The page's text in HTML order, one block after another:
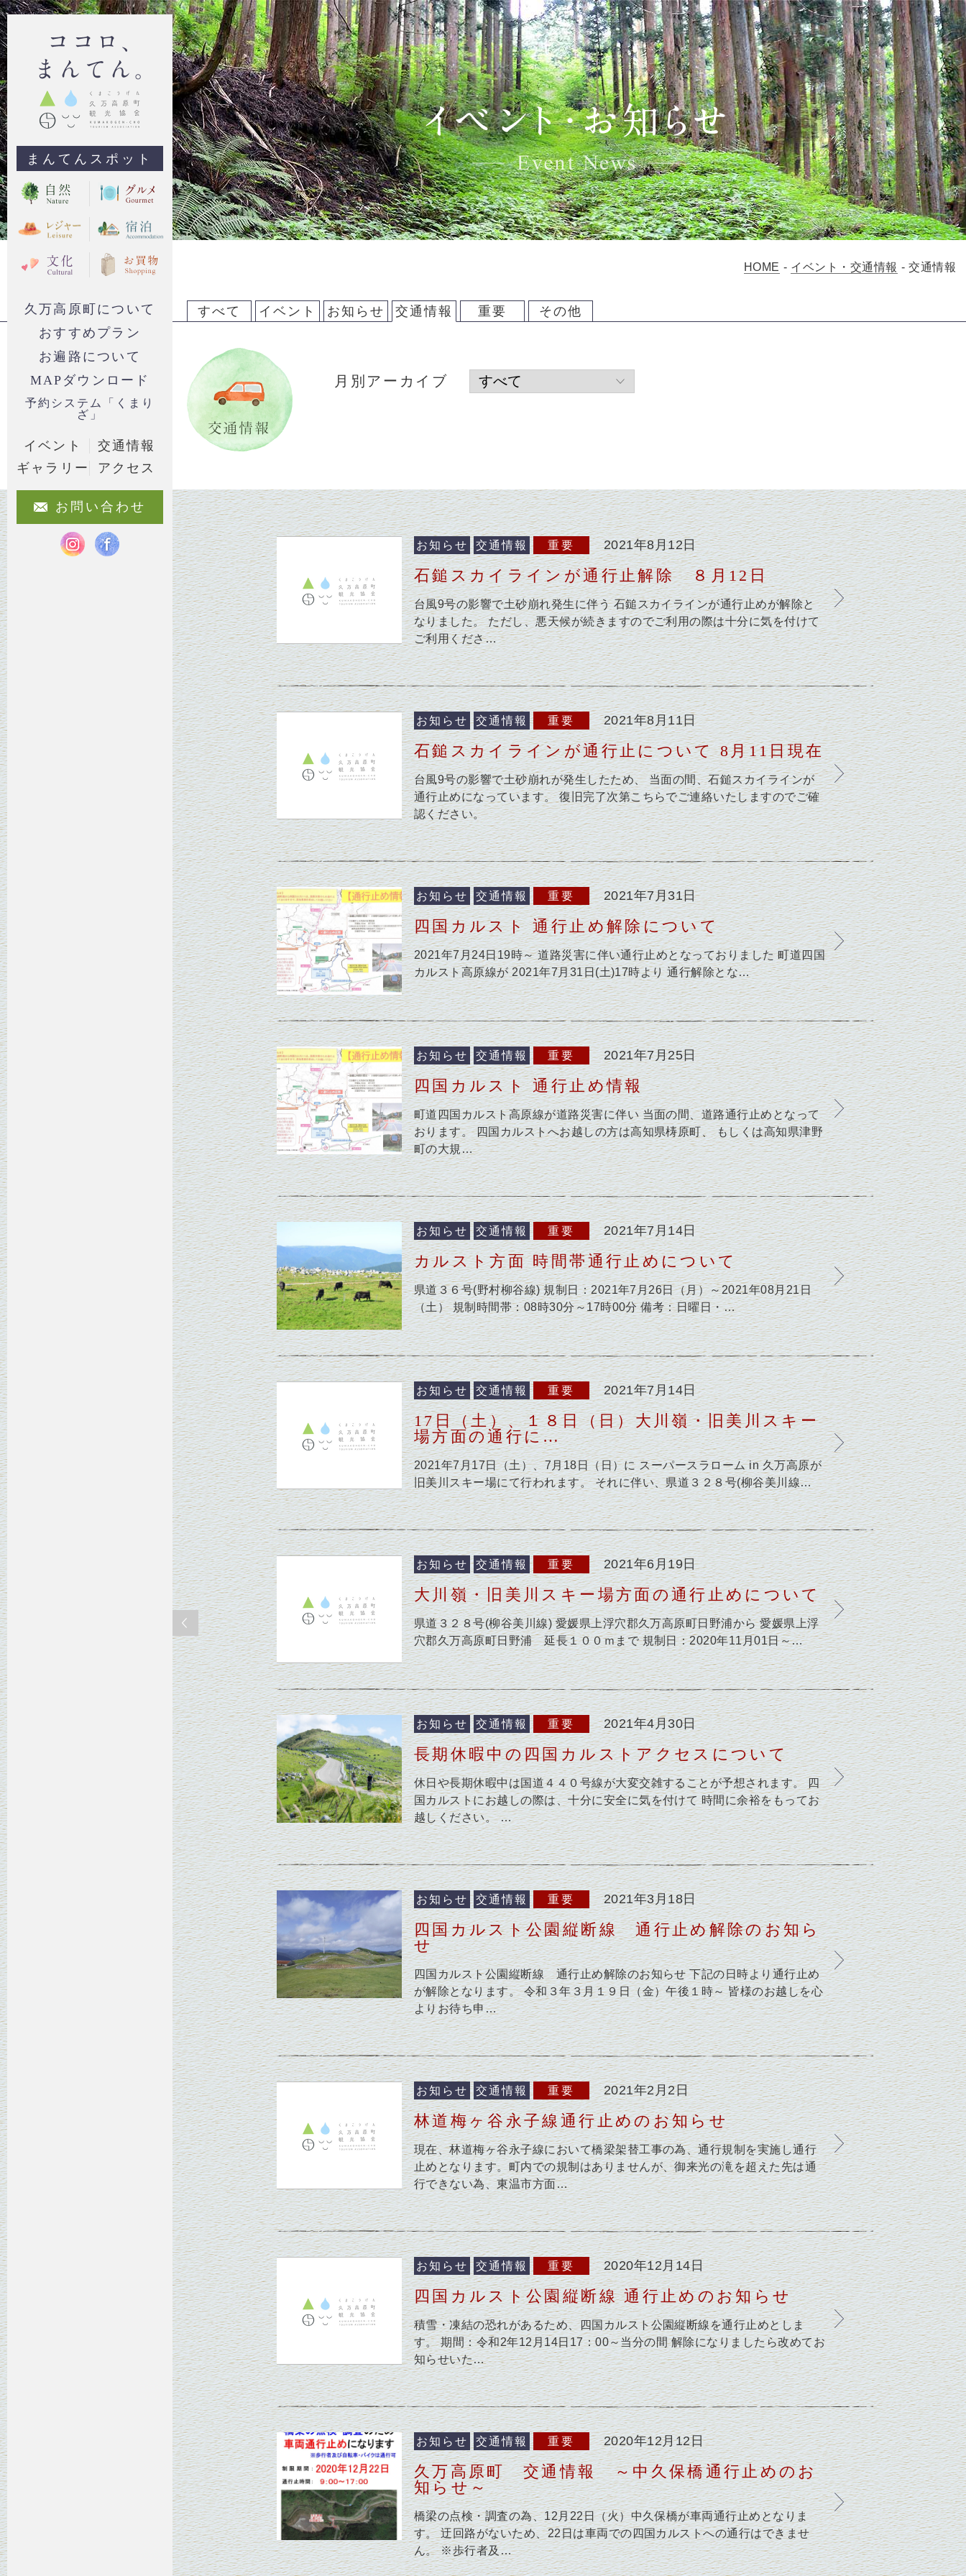
まんてんスポット
久万高原町について
おすすめプラン
お遍路について
MAPダウンロード
予約システム「くまり
ざ」
イベント
交通情報
ギャラリー
アクセス
お問い合わせ
HOME - イベント・交通情報 - 交通情報
すべて イベント お知らせ 交通情報 重要 その他
月別アーカイブ
お知らせ 交通情報 重要 2021年8月12日
石鎚スカイラインが通行止解除 ８月12日
台風9号の影響で土砂崩れ発生に伴う 石鎚スカイラインが通行止めが解除と
なりました。 ただし、悪天候が続きますのでご利用の際は十分に気を付けて
ご利用くださ…
お知らせ 交通情報 重要 2021年8月11日
石鎚スカイラインが通行止について 8月11日現在
台風9号の影響で土砂崩れが発生したため、 当面の間、石鎚スカイラインが
通行止めになっています。 復旧完了次第こちらでご連絡いたしますのでご確
認ください。
お知らせ 交通情報 重要 2021年7月31日
四国カルスト 通行止め解除について
2021年7月24日19時～ 道路災害に伴い通行止めとなっておりました 町道四国
カルスト高原線が 2021年7月31日(土)17時より 通行解除とな…
お知らせ 交通情報 重要 2021年7月25日
四国カルスト 通行止め情報
町道四国カルスト高原線が道路災害に伴い 当面の間、道路通行止めとなって
おります。 四国カルストへお越しの方は高知県梼原町、 もしくは高知県津野
町の大規…
お知らせ 交通情報 重要 2021年7月14日
カルスト方面 時間帯通行止めについて
県道３６号(野村柳谷線) 規制日：2021年7月26日（月）～2021年08月21日
（土） 規制時間帯：08時30分～17時00分 備考：日曜日・…
お知らせ 交通情報 重要 2021年7月14日
17日（土）、１８日（日）大川嶺・旧美川スキー
場方面の通行に…
2021年7月17日（土）、7月18日（日）に スーパースラローム in 久万高原が
旧美川スキー場にて行われます。 それに伴い、県道３２８号(柳谷美川線…
お知らせ 交通情報 重要 2021年6月19日
大川嶺・旧美川スキー場方面の通行止めについて
県道３２８号(柳谷美川線) 愛媛県上浮穴郡久万高原町日野浦から 愛媛県上浮
穴郡久万高原町日野浦 延長１００ｍまで 規制日：2020年11月01日～…
お知らせ 交通情報 重要 2021年4月30日
長期休暇中の四国カルストアクセスについて
休日や長期休暇中は国道４４０号線が大変交雑することが予想されます。 四
国カルストにお越しの際は、十分に安全に気を付けて 時間に余裕をもってお
越しください。 …
お知らせ 交通情報 重要 2021年3月18日
四国カルスト公園縦断線 通行止め解除のお知ら
せ
四国カルスト公園縦断線 通行止め解除のお知らせ 下記の日時より通行止め
が解除となります。 令和３年３月１９日（金）午後１時～ 皆様のお越しを心
よりお待ち申…
お知らせ 交通情報 重要 2021年2月2日
林道梅ヶ谷永子線通行止めのお知らせ
現在、林道梅ヶ谷永子線において橋梁架替工事の為、通行規制を実施し通行
止めとなります。町内での規制はありませんが、御来光の滝を超えた先は通
行できない為、東温市方面…
お知らせ 交通情報 重要 2020年12月14日
四国カルスト公園縦断線 通行止めのお知らせ
積雪・凍結の恐れがあるため、四国カルスト公園縦断線を通行止めとしま
す。 期間：令和2年12月14日17：00～当分の間 解除になりましたら改めてお
知らせいた…
お知らせ 交通情報 重要 2020年12月12日
久万高原町 交通情報 ～中久保橋通行止めのお
知らせ～
橋梁の点検・調査の為、12月22日（火）中久保橋が車両通行止めとなりま
す。 迂回路がないため、22日は車両での四国カルストへの通行はできませ
ん。 ※歩行者及…